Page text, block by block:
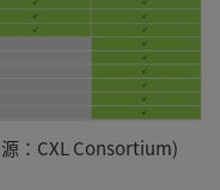
：CXL Consortium)